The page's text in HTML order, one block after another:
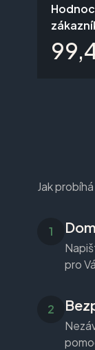
Jak
pro